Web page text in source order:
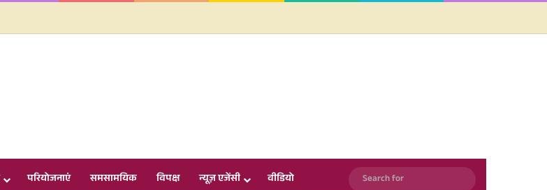
परियोजनाएं समसामयिक विपक्ष न्यूज़ एजेंसी वीडियो
Search